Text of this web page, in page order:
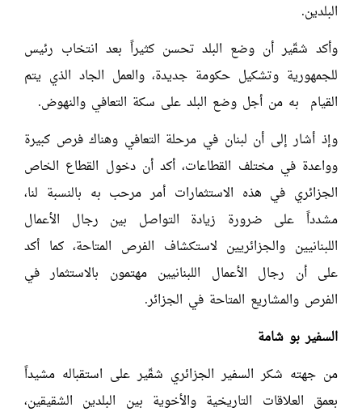
البلدين.
وأكد شقّير أن وضع البلد تحسن كثيراً بعد انتخاب رئيس
للجمهورية وتشكيل حكومة جديدة، والعمل الجاد الذي يتم
القيام به من أجل وضع البلد على سكة التعافي والنهوض.
وإذ أشار إلى أن لبنان في مرحلة التعافي وهناك فرص كبيرة
وواعدة في مختلف القطاعات، أكد أن دخول القطاع الخاص
الجزائري في هذه الاستثمارات أمر مرحب به بالنسبة لنا،
مشدداً على ضرورة زيادة التواصل بين رجال الأعمال
اللبنانيين والجزائريين لاستكشاف الفرص المتاحة، كما أكد
على أن رجال الأعمال اللبنانيين مهتمون بالاستثمار في
الفرص والمشاريع المتاحة في الجزائر.
السفير بو شامة
من جهته شكر السفير الجزائري شقّير على استقباله مشيداً
بعمق العلاقات التاريخية والأخوية بين البلدين الشقيقين،